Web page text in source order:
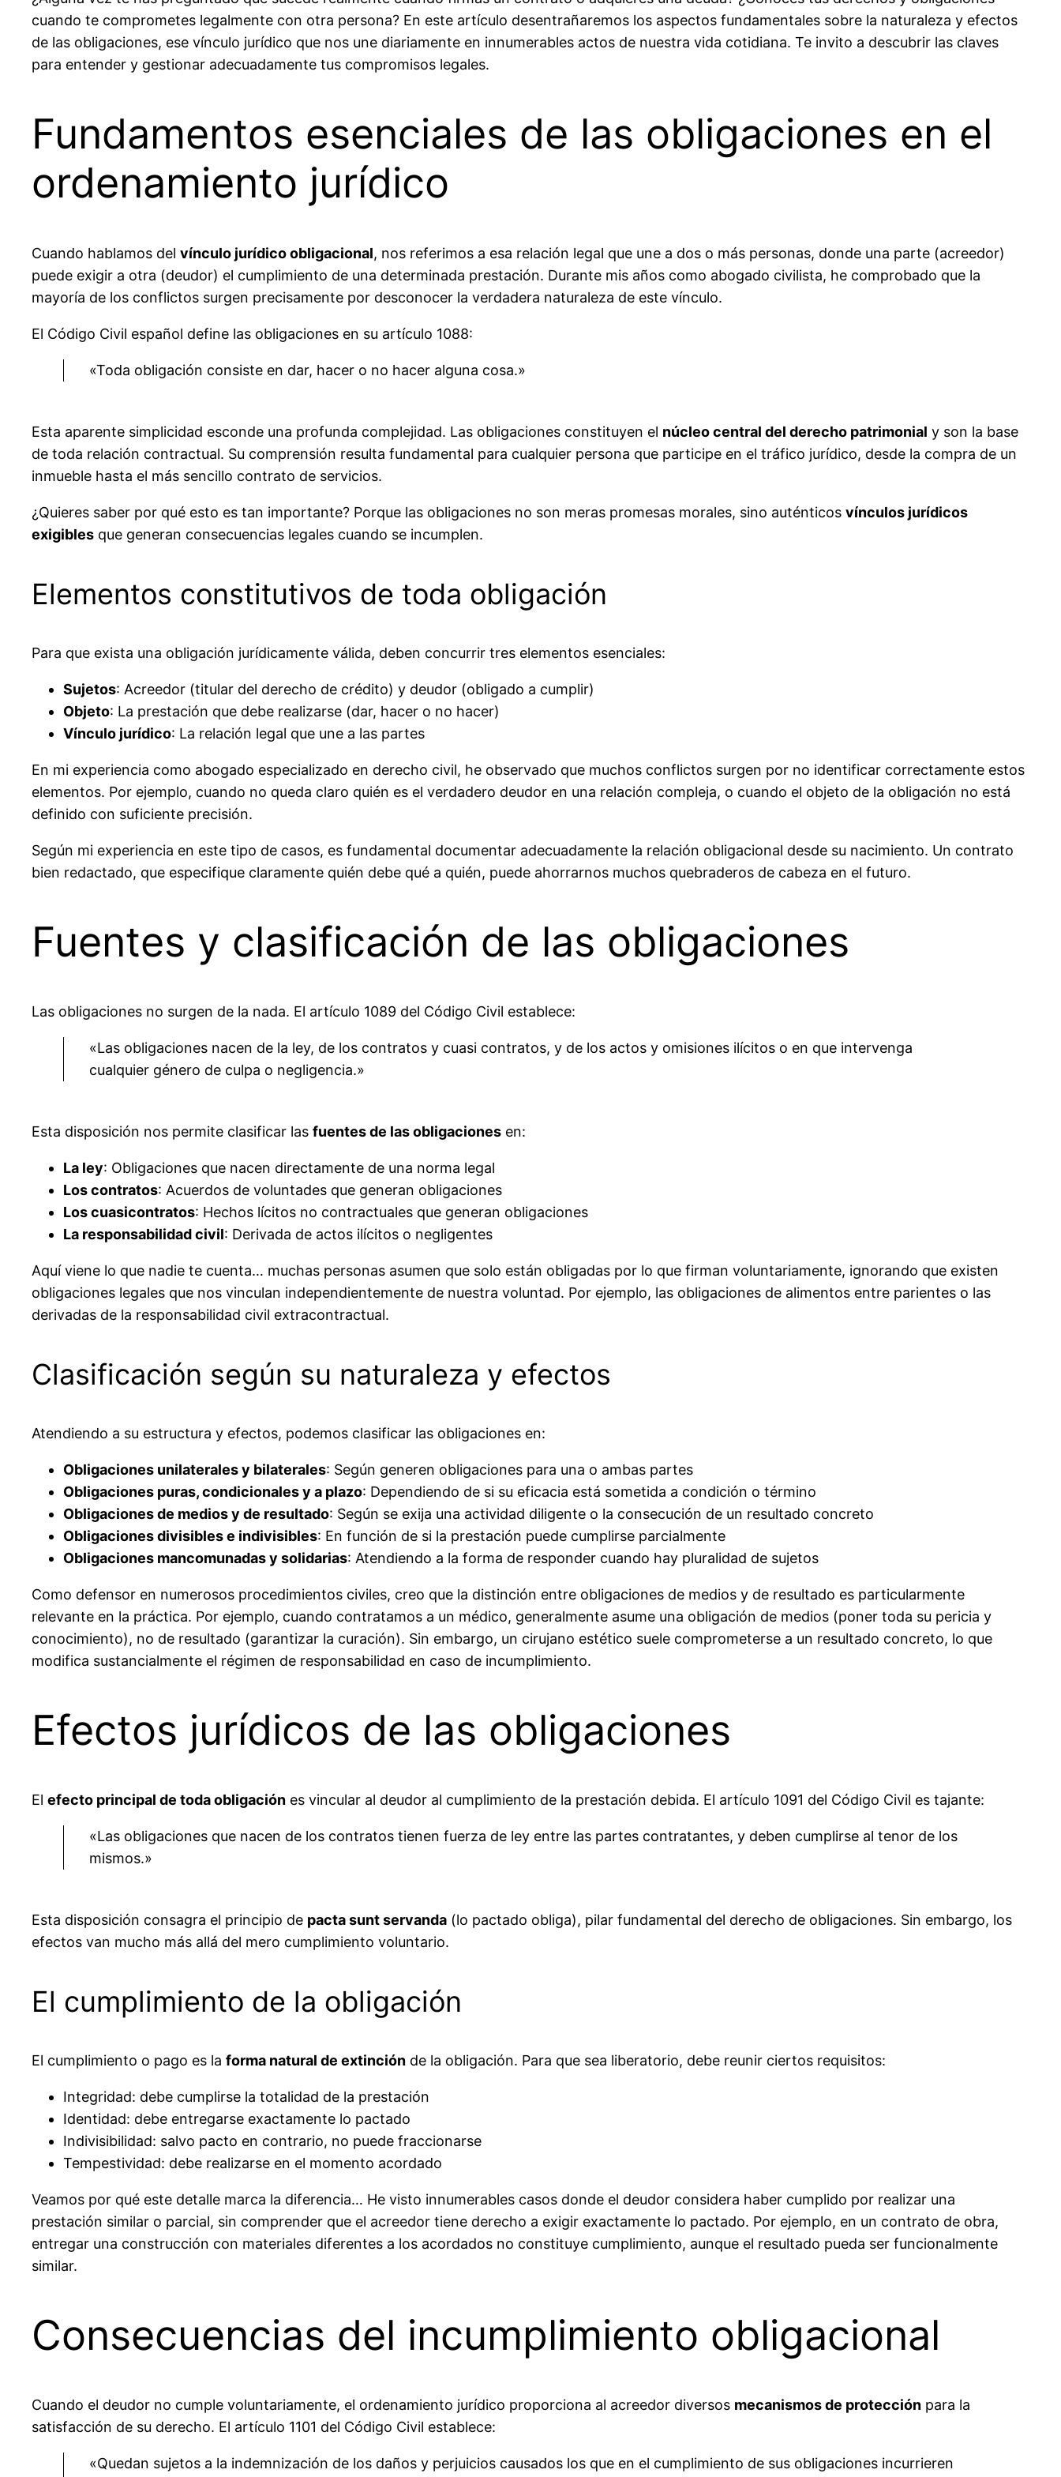
cuando te comprometes legalmente con otra persona? En este artículo desentrañaremos los aspectos fundamentales sobre la naturaleza y efectos
de las obligaciones, ese vínculo jurídico que nos une diariamente en innumerables actos de nuestra vida cotidiana. Te invito a descubrir las claves
para entender y gestionar adecuadamente tus compromisos legales.
Fundamentos esenciales de las obligaciones en el
ordenamiento jurídico
Cuando hablamos del vínculo jurídico obligacional, nos referimos a esa relación legal que une a dos o más personas, donde una parte (acreedor)
puede exigir a otra (deudor) el cumplimiento de una determinada prestación. Durante mis años como abogado civilista, he comprobado que la
mayoría de los conflictos surgen precisamente por desconocer la verdadera naturaleza de este vínculo.
El Código Civil español define las obligaciones en su artículo 1088:
«Toda obligación consiste en dar, hacer o no hacer alguna cosa.»
Esta aparente simplicidad esconde una profunda complejidad. Las obligaciones constituyen el núcleo central del derecho patrimonial y son la base
de toda relación contractual. Su comprensión resulta fundamental para cualquier persona que participe en el tráfico jurídico, desde la compra de un
inmueble hasta el más sencillo contrato de servicios.
¿Quieres saber por qué esto es tan importante? Porque las obligaciones no son meras promesas morales, sino auténticos vínculos jurídicos
exigibles que generan consecuencias legales cuando se incumplen.
Elementos constitutivos de toda obligación
Para que exista una obligación jurídicamente válida, deben concurrir tres elementos esenciales:
Sujetos: Acreedor (titular del derecho de crédito) y deudor (obligado a cumplir)
Objeto: La prestación que debe realizarse (dar, hacer o no hacer)
Vínculo jurídico: La relación legal que une a las partes
En mi experiencia como abogado especializado en derecho civil, he observado que muchos conflictos surgen por no identificar correctamente estos
elementos. Por ejemplo, cuando no queda claro quién es el verdadero deudor en una relación compleja, o cuando el objeto de la obligación no está
definido con suficiente precisión.
Según mi experiencia en este tipo de casos, es fundamental documentar adecuadamente la relación obligacional desde su nacimiento. Un contrato
bien redactado, que especifique claramente quién debe qué a quién, puede ahorrarnos muchos quebraderos de cabeza en el futuro.
Fuentes y clasificación de las obligaciones
Las obligaciones no surgen de la nada. El artículo 1089 del Código Civil establece:
«Las obligaciones nacen de la ley, de los contratos y cuasi contratos, y de los actos y omisiones ilícitos o en que intervenga
cualquier género de culpa o negligencia.»
Esta disposición nos permite clasificar las fuentes de las obligaciones en:
La ley: Obligaciones que nacen directamente de una norma legal
Los contratos: Acuerdos de voluntades que generan obligaciones
Los cuasicontratos: Hechos lícitos no contractuales que generan obligaciones
La responsabilidad civil: Derivada de actos ilícitos o negligentes
Aquí viene lo que nadie te cuenta… muchas personas asumen que solo están obligadas por lo que firman voluntariamente, ignorando que existen
obligaciones legales que nos vinculan independientemente de nuestra voluntad. Por ejemplo, las obligaciones de alimentos entre parientes o las
derivadas de la responsabilidad civil extracontractual.
Clasificación según su naturaleza y efectos
Atendiendo a su estructura y efectos, podemos clasificar las obligaciones en:
Obligaciones unilaterales y bilaterales: Según generen obligaciones para una o ambas partes
Obligaciones puras, condicionales y a plazo: Dependiendo de si su eficacia está sometida a condición o término
Obligaciones de medios y de resultado: Según se exija una actividad diligente o la consecución de un resultado concreto
Obligaciones divisibles e indivisibles: En función de si la prestación puede cumplirse parcialmente
Obligaciones mancomunadas y solidarias: Atendiendo a la forma de responder cuando hay pluralidad de sujetos
Como defensor en numerosos procedimientos civiles, creo que la distinción entre obligaciones de medios y de resultado es particularmente
relevante en la práctica. Por ejemplo, cuando contratamos a un médico, generalmente asume una obligación de medios (poner toda su pericia y
conocimiento), no de resultado (garantizar la curación). Sin embargo, un cirujano estético suele comprometerse a un resultado concreto, lo que
modifica sustancialmente el régimen de responsabilidad en caso de incumplimiento.
Efectos jurídicos de las obligaciones
El efecto principal de toda obligación es vincular al deudor al cumplimiento de la prestación debida. El artículo 1091 del Código Civil es tajante:
«Las obligaciones que nacen de los contratos tienen fuerza de ley entre las partes contratantes, y deben cumplirse al tenor de los
mismos.»
Esta disposición consagra el principio de pacta sunt servanda (lo pactado obliga), pilar fundamental del derecho de obligaciones. Sin embargo, los
efectos van mucho más allá del mero cumplimiento voluntario.
El cumplimiento de la obligación
El cumplimiento o pago es la forma natural de extinción de la obligación. Para que sea liberatorio, debe reunir ciertos requisitos:
Integridad: debe cumplirse la totalidad de la prestación
Identidad: debe entregarse exactamente lo pactado
Indivisibilidad: salvo pacto en contrario, no puede fraccionarse
Tempestividad: debe realizarse en el momento acordado
Veamos por qué este detalle marca la diferencia… He visto innumerables casos donde el deudor considera haber cumplido por realizar una
prestación similar o parcial, sin comprender que el acreedor tiene derecho a exigir exactamente lo pactado. Por ejemplo, en un contrato de obra,
entregar una construcción con materiales diferentes a los acordados no constituye cumplimiento, aunque el resultado pueda ser funcionalmente
similar.
Consecuencias del incumplimiento obligacional
Cuando el deudor no cumple voluntariamente, el ordenamiento jurídico proporciona al acreedor diversos mecanismos de protección para la
satisfacción de su derecho. El artículo 1101 del Código Civil establece:
«Quedan sujetos a la indemnización de los daños y perjuicios causados los que en el cumplimiento de sus obligaciones incurrieren